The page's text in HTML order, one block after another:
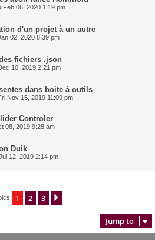
Feb 06, 2020 1:19 pm
d'un projet à un autre
02, 2020 8:39 pm
fichiers .json
10, 2019 2:21 pm
dans boite à outils
Nov 15, 2019 11:09 pm
Controler
08, 2019 9:28 am
Duik
12, 2019 2:14 pm
1 2 3
Jump to